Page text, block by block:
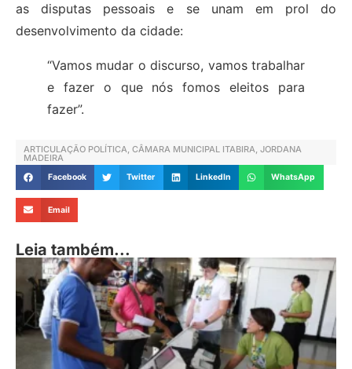
as disputas pessoais e se unam em prol do
desenvolvimento da cidade:
“Vamos mudar o discurso, vamos trabalhar
e fazer o que nós fomos eleitos para
fazer”.
ARTICULAÇÃO POLÍTICA, CÂMARA MUNICIPAL ITABIRA, JORDANA
MADEIRA
Facebook Twitter LinkedIn WhatsApp
Email
Leia também...